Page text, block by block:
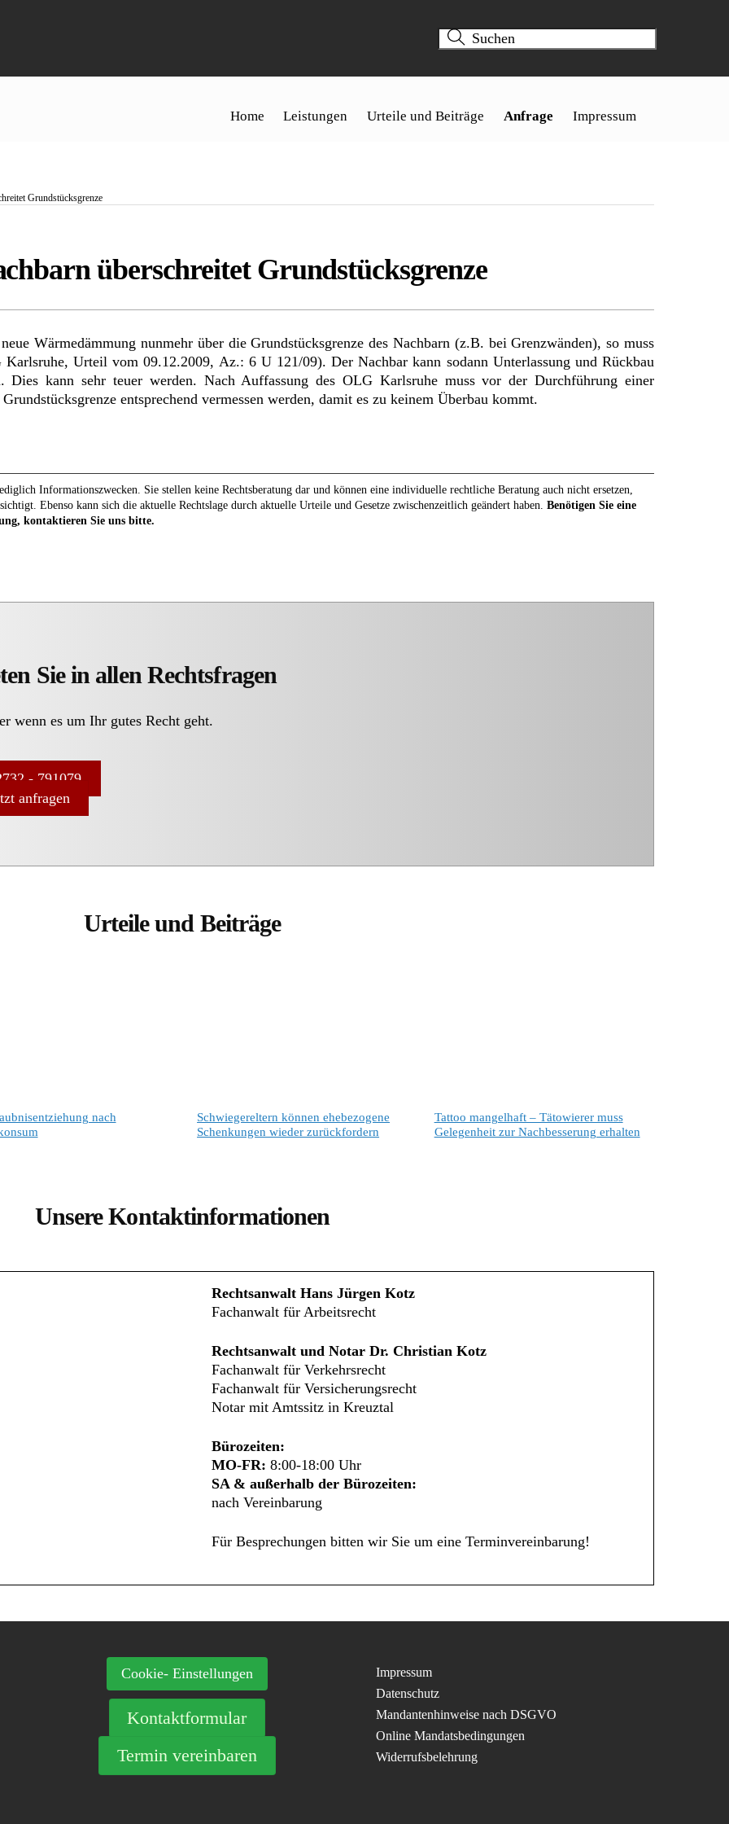
Home Leistungen Urteile und Beiträge Anfrage Impressum
Grundstücksgrenze
überschreitet Grundstücksgrenze
Wärmedämmung nunmehr über die Grundstücksgrenze des Nachbarn (z.B. bei Grenzwänden), so muss
Urteil vom 09.12.2009, Az.: 6 U 121/09). Der Nachbar kann sodann Unterlassung und Rückbau
Dies kann sehr teuer werden. Nach Auffassung des OLG Karlsruhe muss vor der Durchführung einer
entsprechend vermessen werden, damit es zu keinem Überbau kommt.
Informationszwecken. Sie stellen keine Rechtsberatung dar und können eine individuelle rechtliche Beratung auch nicht ersetzen,
Ebenso kann sich die aktuelle Rechtslage durch aktuelle Urteile und Gesetze zwischenzeitlich geändert haben. Benötigen Sie eine
kontaktieren Sie uns bitte.
Sie in allen Rechtsfragen
wenn es um Ihr gutes Recht geht.
- 791079
anfragen
Urteile und Beiträge
nach
Schwiegereltern können ehebezogene
Schenkungen wieder zurückfordern
Tattoo mangelhaft – Tätowierer muss
Gelegenheit zur Nachbesserung erhalten
Unsere Kontaktinformationen
Rechtsanwalt Hans Jürgen Kotz
Fachanwalt für Arbeitsrecht
Rechtsanwalt und Notar Dr. Christian Kotz
Fachanwalt für Verkehrsrecht
Fachanwalt für Versicherungsrecht
Notar mit Amtssitz in Kreuztal
Bürozeiten:
MO-FR: 8:00-18:00 Uhr
SA & außerhalb der Bürozeiten:
nach Vereinbarung
Für Besprechungen bitten wir Sie um eine Terminvereinbarung!
Cookie- Einstellungen
Kontaktformular
Termin vereinbaren
Impressum
Datenschutz
Mandantenhinweise nach DSGVO
Online Mandatsbedingungen
Widerrufsbelehrung